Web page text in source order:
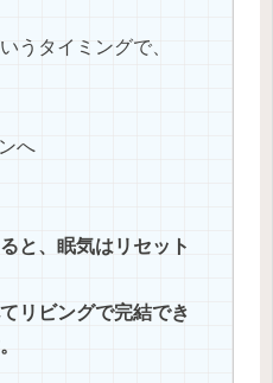
うタイミングで、
へ
と、眠気はリセット
リビングで完結でき